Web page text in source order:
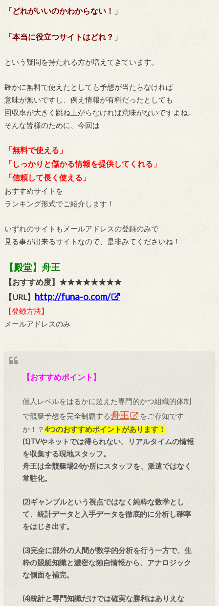
「どれがいいのかわからない！」
「本当に役立つサイトはどれ？」
という疑問を持たれる方が増えてきています。
確かに無料で使えたとしても予想が当たらなければ
意味が無いですし、例え情報が有料だったとしても
回収率が大きく跳ね上がらなければ意味がないですよね。
そんな皆様のために、今回は
「無料で使える」
「しっかりと儲かる情報を提供してくれる」
「信頼して長く使える」
おすすめサイトを
ランキング形式でご紹介します！
いずれのサイトもメールアドレスの登録のみで
見る事が出来るサイトなので、是非みてくださいね！
【殿堂】舟王
【おすすめ度】★★★★★★★★
【URL】 http://funa-o.com/
【登録方法】
メールアドレスのみ
【おすすめポイント】
個人レベルをはるかに超えた専門的かつ組織的体制
で競艇予想を完全制覇する舟王
をご存知です
か！？4つのおすすめポイントがあります！
(1)TVやネットでは得られない、リアルタイムの情報
を収集する現地スタッフ。
舟王は全競艇場24か所にスタッフを、派遣ではなく
常駐化。
(2)ギャンブルという視点ではなく純粋な数学とし
て、統計データと入手データを徹底的に分析し確率
をはじき出す。
(3)完全に部外の人間が数学的分析を行う一方で、生
粋の競艇知識と濃密な独自情報から、アナロジック
な側面を補完。
(4)統計と専門知識だけでは確実な勝利はありえな